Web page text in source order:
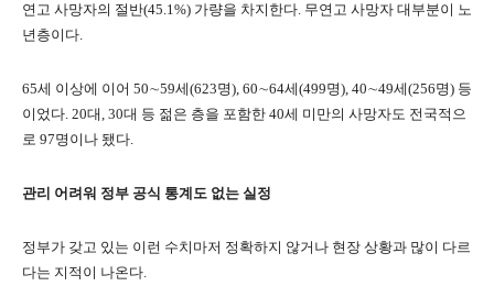
연고 사망자의 절반(45.1%) 가량을 차지한다. 무연고 사망자 대부분이 노
년층이다.
65세 이상에 이어 50∼59세(623명), 60∼64세(499명), 40∼49세(256명) 등
이었다. 20대, 30대 등 젊은 층을 포함한 40세 미만의 사망자도 전국적으
로 97명이나 됐다.
관리 어려워 정부 공식 통계도 없는 실정
정부가 갖고 있는 이런 수치마저 정확하지 않거나 현장 상황과 많이 다르
다는 지적이 나온다.